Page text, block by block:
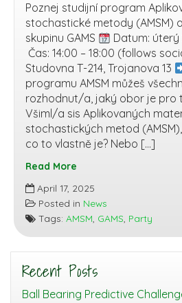
Poznej studijní program
stochastické metody (AMSM)
skupinu GAMS
Datum: úterý
Čas: 14:00 – 18:00 (follows
Studovna T-214, Trojanova 13
programu AMSM můžeš
rozhodnut/a, jaký obor je pro
Všiml/a sis Aplikovaných
stochastických metod
co to vlastně je? Nebo […]
Read More
Meat
with
AMSM
2025
April 17, 2025
Posted in News
Tags: AMSM GAMS Party
Recent Posts
Ball Bearing Predictive